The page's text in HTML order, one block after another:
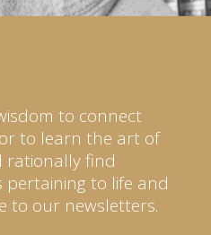
to connect
to learn the art of
rationally find
to life and
to our newsletters.